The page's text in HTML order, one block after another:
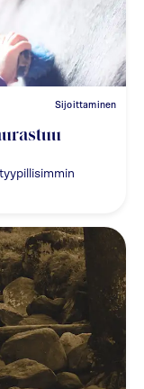
Sijoittaminen